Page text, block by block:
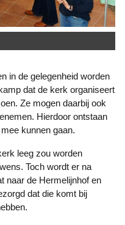
dat de kerk organiseert
Ze mogen daarbij ook
Hierdoor ontstaan
kunnen gaan.
Toch wordt er na
naar de Hermelijnhof en
dat die komt bij